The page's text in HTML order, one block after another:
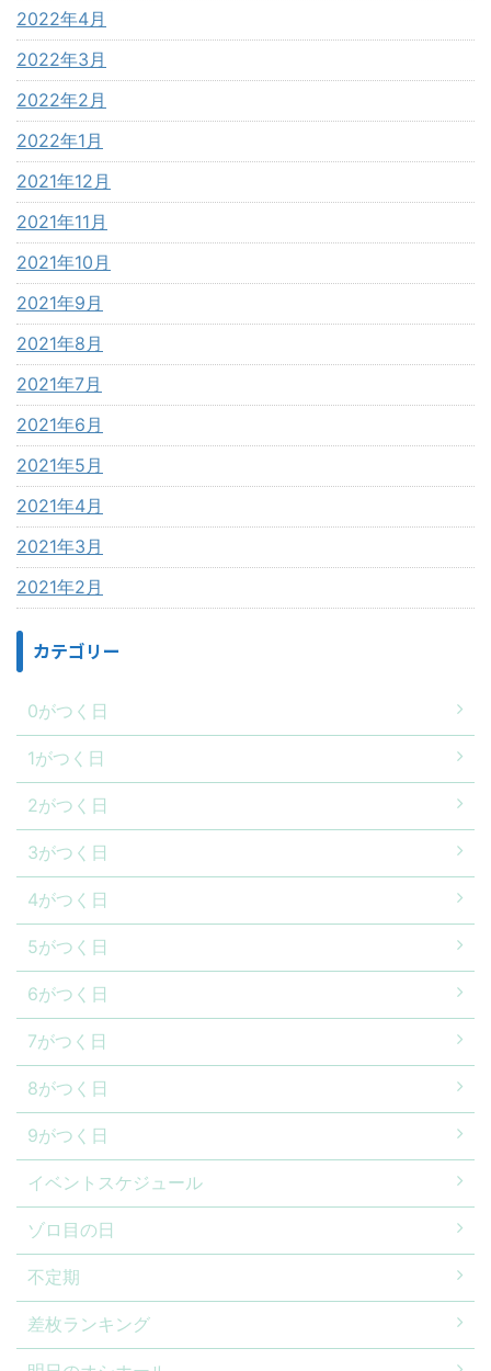
2022年4月
2022年3月
2022年2月
2022年1月
2021年12月
2021年11月
2021年10月
2021年9月
2021年8月
2021年7月
2021年6月
2021年5月
2021年4月
2021年3月
2021年2月
カテゴリー
0がつく日
1がつく日
2がつく日
3がつく日
4がつく日
5がつく日
6がつく日
7がつく日
8がつく日
9がつく日
イベントスケジュール
ゾロ目の日
不定期
差枚ランキング